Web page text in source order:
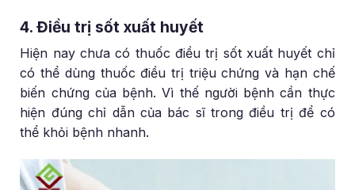
4. Điều trị sốt xuất huyết
Hiện nay chưa có thuốc điều trị sốt xuất huyết chỉ
có thể dùng thuốc điều trị triệu chứng và hạn chế
biến chứng của bệnh. Vì thế người bệnh cần thực
hiện đúng chỉ dẫn của bác sĩ trong điều trị để có
thể khỏi bệnh nhanh.